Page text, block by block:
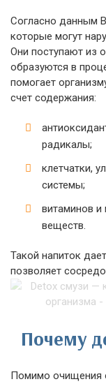
Согласно данным
которые могут
Они поступают из
образуются в
помогает
счет содержания:
радикалы;
клетчатки,
системы;
витаминов
веществ.
Такой напиток
позволяет
Почему
Помимо очищения